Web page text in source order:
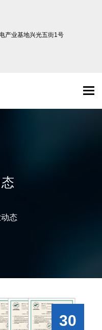
产业基地兴光五街1号
态
30